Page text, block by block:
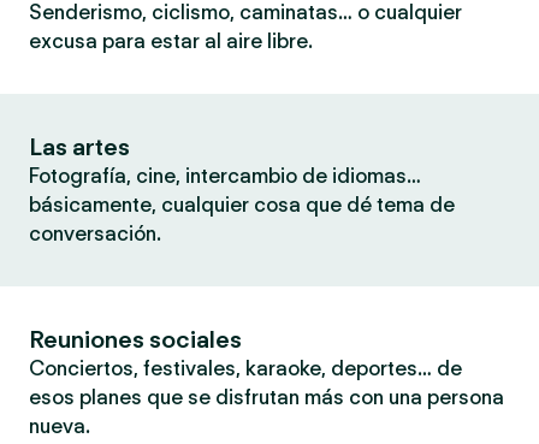
Senderismo, ciclismo, caminatas… o cualquier
excusa para estar al aire libre.
Las artes
Fotografía, cine, intercambio de idiomas…
básicamente, cualquier cosa que dé tema de
conversación.
Reuniones sociales
Conciertos, festivales, karaoke, deportes… de
esos planes que se disfrutan más con una persona
nueva.